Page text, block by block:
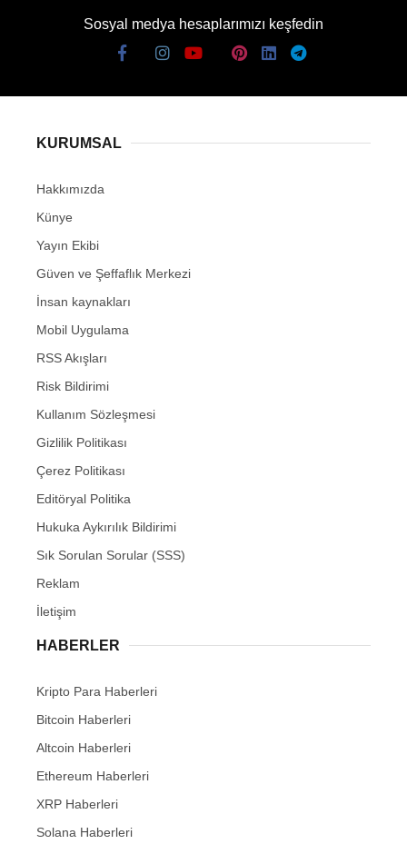
Sosyal medya hesaplarımızı keşfedin
KURUMSAL
Hakkımızda
Künye
Yayın Ekibi
Güven ve Şeffaflık Merkezi
İnsan kaynakları
Mobil Uygulama
RSS Akışları
Risk Bildirimi
Kullanım Sözleşmesi
Gizlilik Politikası
Çerez Politikası
Editöryal Politika
Hukuka Aykırılık Bildirimi
Sık Sorulan Sorular (SSS)
Reklam
İletişim
HABERLER
Kripto Para Haberleri
Bitcoin Haberleri
Altcoin Haberleri
Ethereum Haberleri
XRP Haberleri
Solana Haberleri